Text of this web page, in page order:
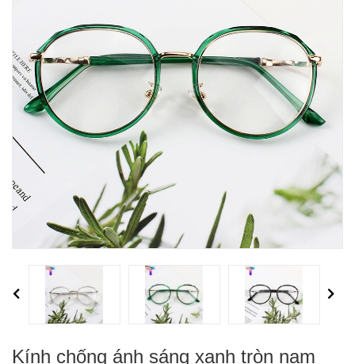
Previous Next
Kính chống ánh sáng xanh tròn nam